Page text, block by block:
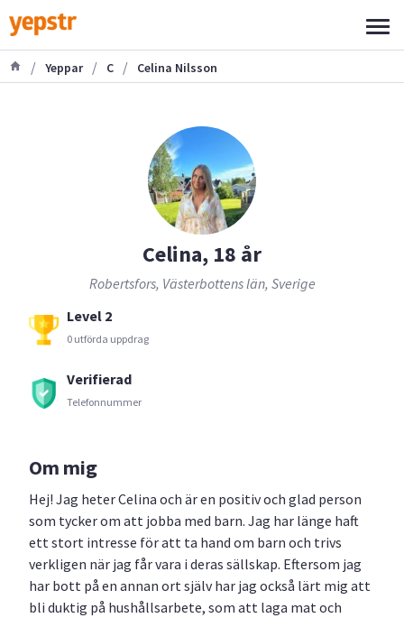
/ Yeppar / C / Celina Nilsson
Celina, 18 år
Robertsfors, Västerbottens län, Sverige
Level 2
0 utförda uppdrag
Verifierad
Telefonnummer
Om mig
Hej! Jag heter Celina och är en positiv och glad person
som tycker om att jobba med barn. Jag har länge haft
ett stort intresse för att ta hand om barn och trivs
verkligen när jag får vara i deras sällskap. Eftersom jag
har bott på en annan ort själv har jag också lärt mig att
bli duktig på hushållsarbete, som att laga mat och